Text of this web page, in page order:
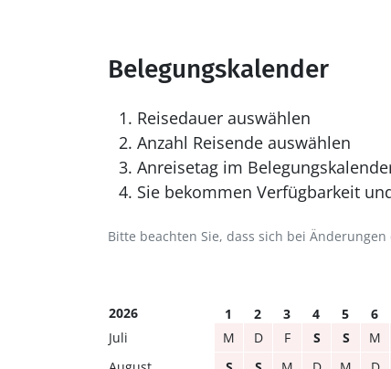
Belegungskalender
Reisedauer auswählen
Anzahl Reisende auswählen
Anreisetag im
Sie bekommen Verfügbarkeit
Bitte beachten Sie, dass sich bei
2026 1 2 3 4 5 6
Juli
M D F S S M